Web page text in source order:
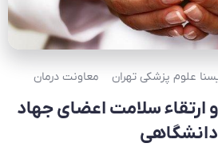
علوم پزشکی تهران معاونت درمان
ارتقاء سلامت اعضای جهاد
دانشگاهی